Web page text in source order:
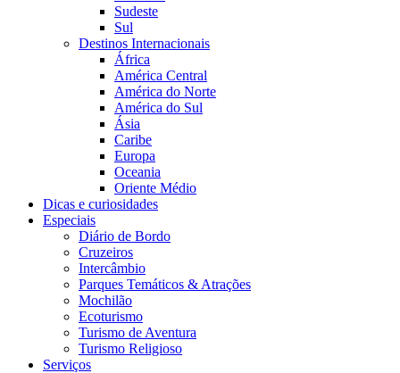
Sudeste
Sul
Destinos Internacionais
África
América Central
América do Norte
América do Sul
Ásia
Caribe
Europa
Oceania
Oriente Médio
Dicas e curiosidades
Especiais
Diário de Bordo
Cruzeiros
Intercâmbio
Parques Temáticos & Atrações
Mochilão
Ecoturismo
Turismo de Aventura
Turismo Religioso
Serviços